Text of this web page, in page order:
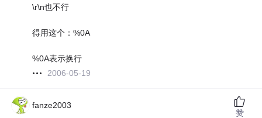
\r\n也不行
得用这个：%0A
%0A表示换行
2006-05-19
fanze2003
赞